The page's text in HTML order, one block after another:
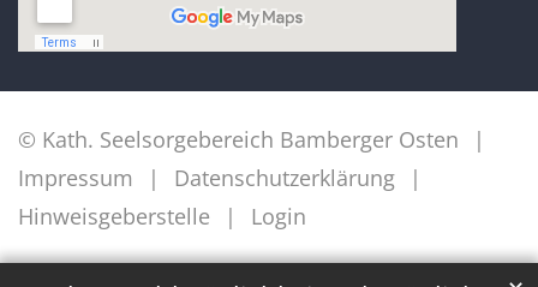
© Kath. Seelsorgebereich Bamberger Osten
Impressum
Datenschutzerklärung
Hinweisgeberstelle
Login